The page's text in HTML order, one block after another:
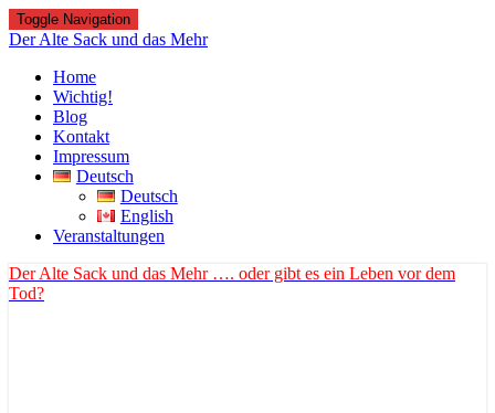
Toggle Navigation
Der Alte Sack und das Mehr
Home
Wichtig!
Blog
Kontakt
Impressum
Deutsch
Deutsch
English
Veranstaltungen
Der Alte Sack und das Mehr …. oder gibt es ein Leben vor dem
Tod?